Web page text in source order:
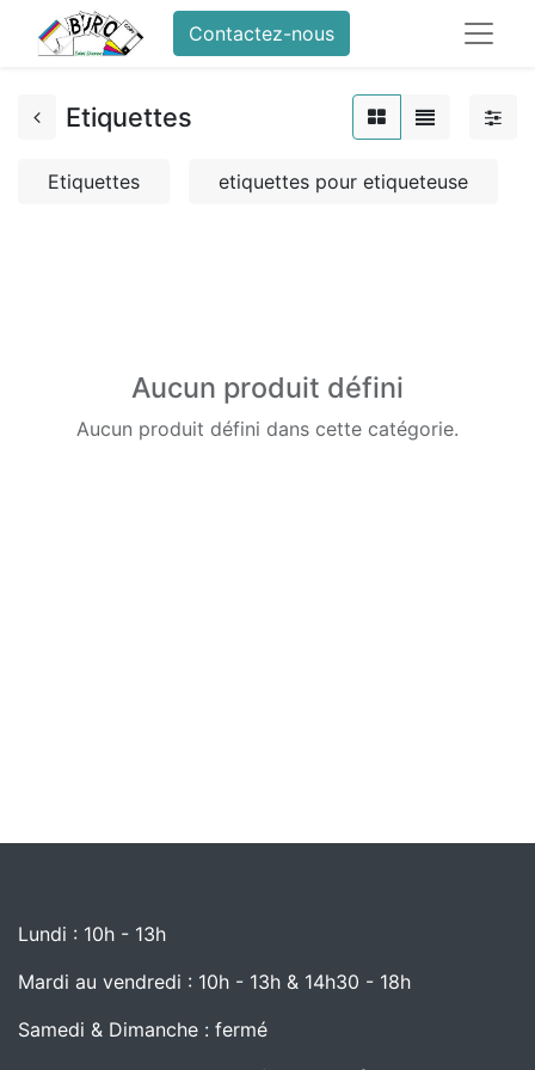
Contactez-nous
Etiquettes
Etiquettes etiquettes pour etiqueteuse
Aucun produit défini
Aucun produit défini dans cette catégorie.
Lundi : 10h - 13h
Mardi au vendredi : 10h - 13h & 14h30 - 18h
Samedi & Dimanche : fermé